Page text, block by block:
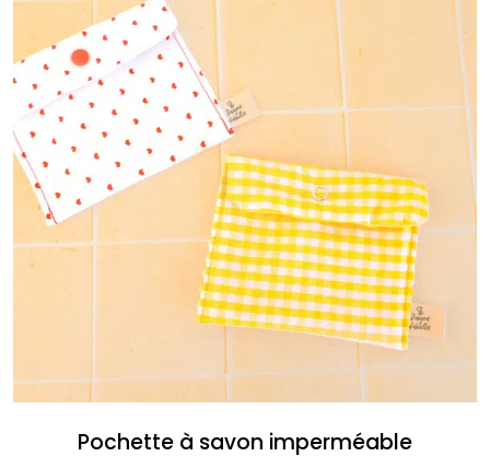
Pochette à savon imperméable